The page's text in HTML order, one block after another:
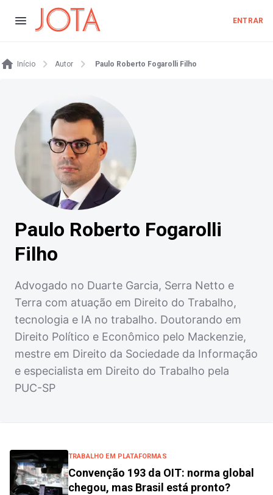
ENTRAR
Início Autor Paulo Roberto Fogarolli Filho
Paulo Roberto Fogarolli
Filho
Advogado no Duarte Garcia, Serra Netto e
Terra com atuação em Direito do Trabalho,
tecnologia e IA no trabalho. Doutorando em
Direito Político e Econômico pelo Mackenzie,
mestre em Direito da Sociedade da Informação
e especialista em Direito do Trabalho pela
PUC-SP
TRABALHO EM PLATAFORMAS
Convenção 193 da OIT: norma global
chegou, mas Brasil está pronto?